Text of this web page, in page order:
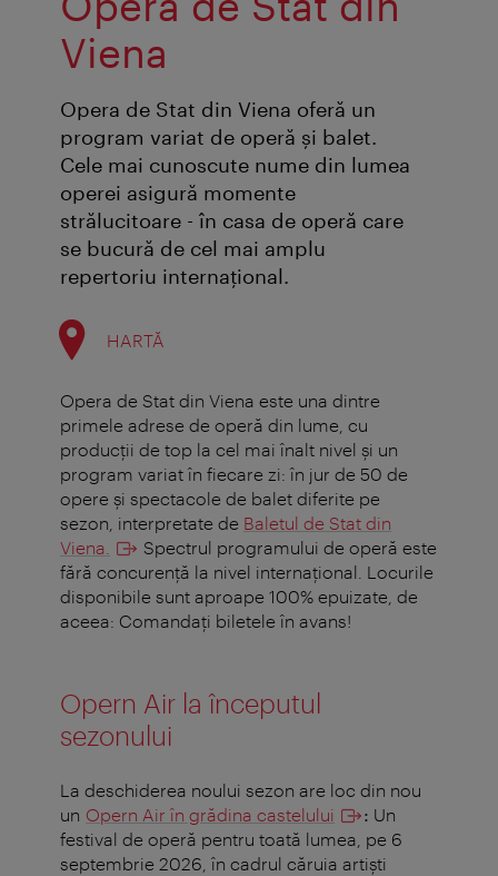
Viena
Opera de Stat din Viena oferă un
program variat de operă şi balet.
Cele mai cunoscute nume din lumea
operei asigură momente
strălucitoare - în casa de operă care
se bucură de cel mai amplu
repertoriu internaţional.
HARTĂ
Opera de Stat din Viena este una dintre
primele adrese de operă din lume, cu
producţii de top la cel mai înalt nivel şi un
program variat în fiecare zi: în jur de 50 de
opere şi spectacole de balet diferite pe
sezon, interpretate de Baletul de Stat din
Viena.
Spectrul programului de operă este
fără concurenţă la nivel internaţional. Locurile
disponibile sunt aproape 100% epuizate, de
aceea: Comandați biletele în avans!
Opern Air la începutul
sezonului
La deschiderea noului sezon are loc din nou
un Opern Air în grădina castelului : Un
festival de operă pentru toată lumea, pe 6
septembrie 2026, în cadrul căruia artiști